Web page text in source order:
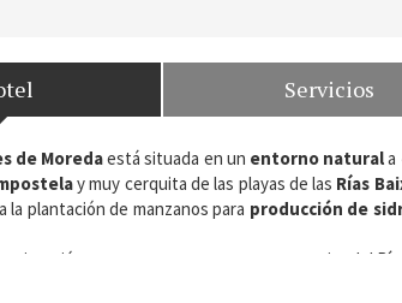
Servicios
de Moredaestá situada en un entorno naturala
y muy cerquita de las playas de las Rías
la plantación de manzanos para producción de
situación, ya que se encuentra muy cerquita del
podrás descubrir tesoros arquitectónicos del